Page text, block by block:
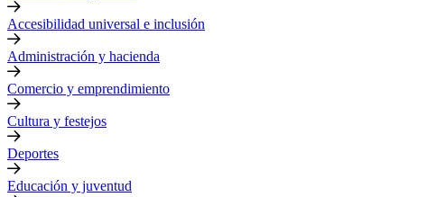
Accesibilidad universal e inclusión
Administración y hacienda
Comercio y emprendimiento
Cultura y festejos
Deportes
Educación y juventud